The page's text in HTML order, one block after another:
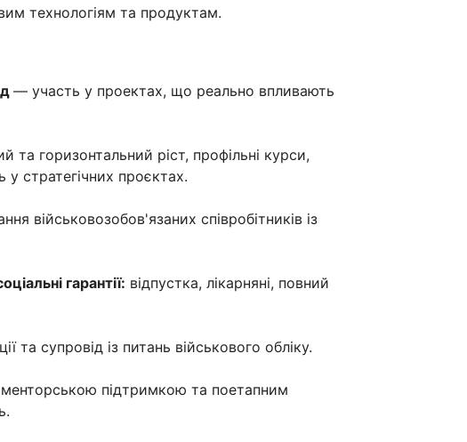
технологіям та продуктам.
— участь у проектах, що реально впливають
та горизонтальний ріст, профільні курси,
у стратегічних проєктах.
військовозобов'язаних співробітників із
гарантії: відпустка, лікарняні, повний
та супровід із питань військового обліку.
менторською підтримкою та поетапним